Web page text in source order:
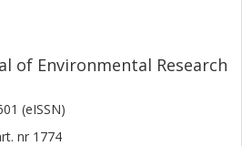
of Environmental Research
(eISSN)
nr 1774